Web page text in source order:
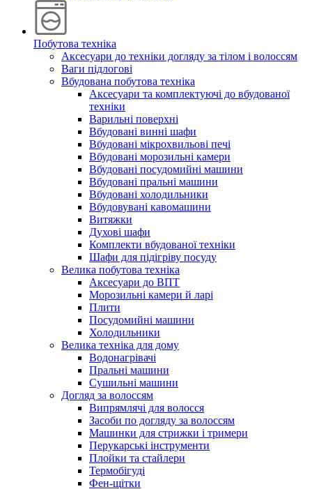
Побутова техніка
Аксесуари до техніки догляду за тілом і волоссям
Ваги підлогові
Вбудована побутова техніка
Аксесуари та комплектуючі до вбудованої
техніки
Варильні поверхні
Вбудовані винні шафи
Вбудовані мікрохвильові печі
Вбудовані морозильні камери
Вбудовані посудомийні машини
Вбудовані пральні машини
Вбудовані холодильники
Вбудовувані кавомашини
Витяжки
Духові шафи
Комплекти вбудованої техніки
Шафи для підігріву посуду
Велика побутова техніка
Аксесуари до ВПТ
Морозильні камери й ларі
Плити
Посудомийні машини
Холодильники
Велика техніка для дому
Водонагрівачі
Пральні машини
Сушильні машини
Догляд за волоссям
Випрямлячі для волосся
Засоби по догляду за волоссям
Машинки для стрижки і тримери
Перукарські інструменти
Плойки та стайлери
Термобігуді
Фен-щітки